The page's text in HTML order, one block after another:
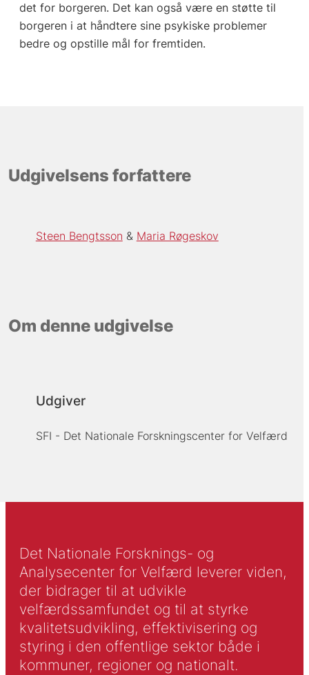
det for borgeren. Det kan også være en støtte til
borgeren i at håndtere sine psykiske problemer
bedre og opstille mål for fremtiden.
Udgivelsens forfattere
Steen Bengtsson Maria Røgeskov
Om denne udgivelse
Udgiver
SFI - Det Nationale Forskningscenter for Velfærd
Det Nationale Forsknings- og
Analysecenter for Velfærd leverer viden,
der bidrager til at udvikle
velfærdssamfundet og til at styrke
kvalitetsudvikling, effektivisering og
styring i den offentlige sektor både i
kommuner, regioner og nationalt.